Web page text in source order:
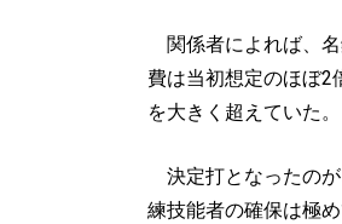
関係者によれば、名
費は当初想定のほぼ2
を大きく超えていた。
決定打となったのが
練技能者の確保は極